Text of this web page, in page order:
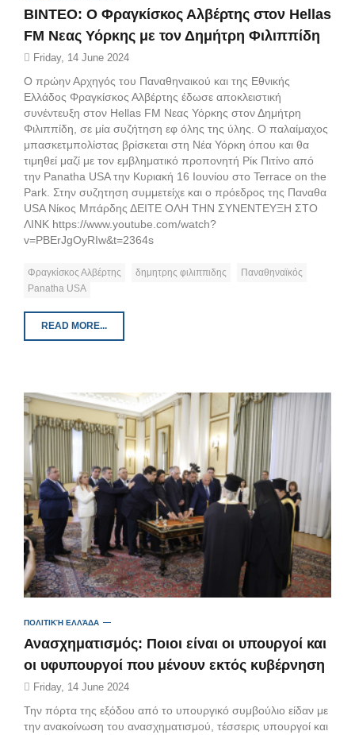
ΒΙΝΤΕΟ: Ο Φραγκίσκος Αλβέρτης στον Hellas
FM Νεας Υόρκης με τον Δημήτρη Φιλιππίδη
Friday, 14 June 2024
O πρώην Αρχηγός του Παναθηναικού και της Εθνικής
Ελλάδος Φραγκίσκος Αλβέρτης έδωσε αποκλειστική
συνέντευξη στον Hellas FM Νεας Υόρκης στον Δημήτρη
Φιλιππίδη, σε μία συζήτηση εφ όλης της ύλης. Ο παλαίμαχος
μπασκετμπολίστας βρίσκεται στη Νέα Υόρκη όπου και θα
τιμηθεί μαζί με τον εμβληματικό προπονητή Ρίκ Πιτίνο από
την Panatha USA την Κυριακή 16 Ιουνίου στο Terrace on the
Park. Στην συζητηση συμμετείχε και ο πρόεδρος της Παναθα
USA Νίκος Μπάρδης ΔΕΙΤΕ ΟΛΗ ΤΗΝ ΣΥΝΕΝΤΕΥΞΗ ΣΤΟ
ΛΙΝΚ https://www.youtube.com/watch?
v=PBErJgOyRIw&t=2364s
Φραγκίσκος Αλβέρτης δημητρης φιλιππιδης
Παναθηναϊκός
Panatha USA
READ MORE...
ΠΟΛΙΤΙΚΉ ΕΛΛΆΔΑ
Ανασχηματισμός: Ποιοι είναι οι υπουργοί και
οι υφυπουργοί που μένουν εκτός κυβέρνηση
Friday, 14 June 2024
Την πόρτα της εξόδου από το υπουργικό συμβούλιο είδαν με
την ανακοίνωση του ανασχηματισμού, τέσσερις υπουργοί και